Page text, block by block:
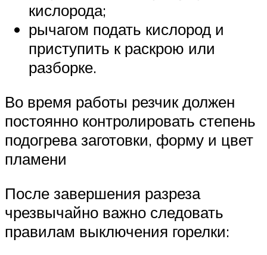
кислорода;
рычагом подать кислород и
приступить к раскрою или
разборке.
Во время работы резчик должен
постоянно контролировать степень
подогрева заготовки, форму и цвет
пламени
После завершения разреза
чрезвычайно важно следовать
правилам выключения горелки: